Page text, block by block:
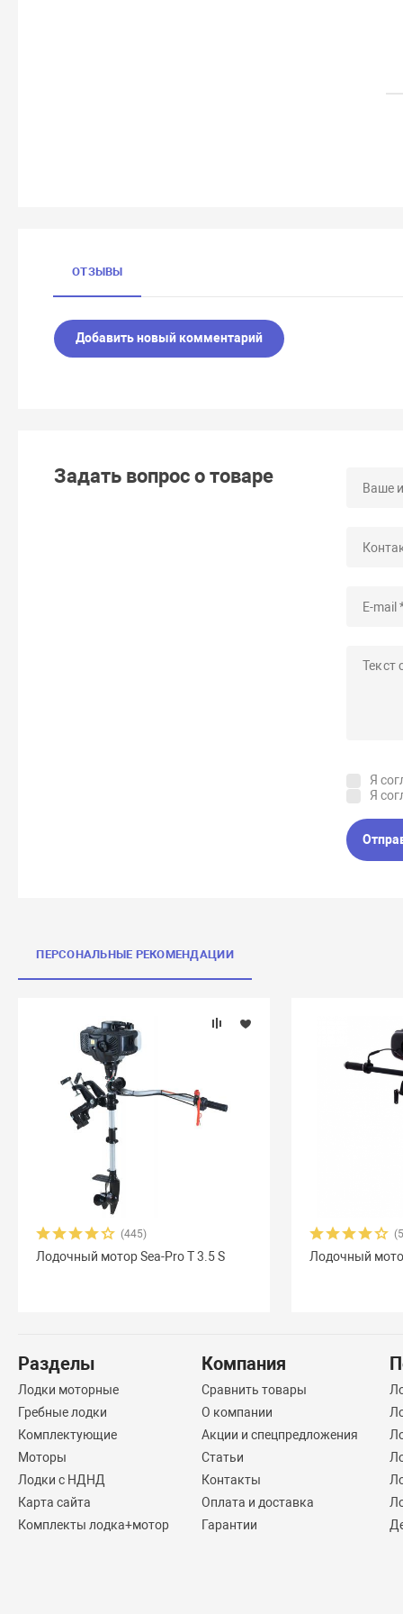
ОТЗЫВЫ
Добавить новый комментарий
Задать вопрос о товаре
Я
Я
ПЕРСОНАЛЬНЫЕ РЕКОМЕНДАЦИИ
(445)
Лодочный мотор Sea-Pro T 3.5 S Лодочный
Разделы
Лодки моторные
Гребные лодки
Комплектующие
Моторы
Лодки с НДНД
Карта сайта
Комплекты лодка+мотор
Компания
Сравнить товары
О компании
Акции и спецпредложения
Статьи
Контакты
Оплата и доставка
Гарантии